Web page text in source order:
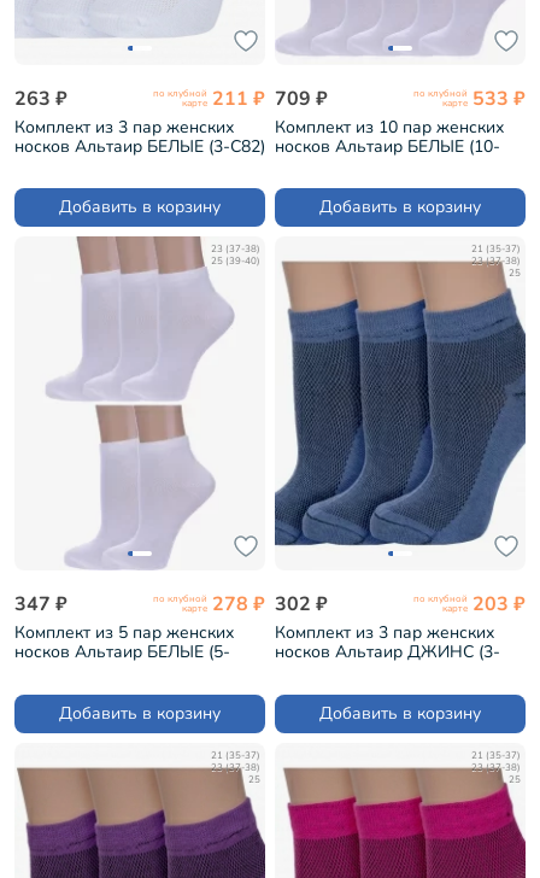
263 ₽ по клубной
карте 211 ₽
Комплект из 3 пар женских
носков Альтаир БЕЛЫЕ (3-С82)
Добавить в корзину
709 ₽ по клубной
карте 533 ₽
Комплект из 10 пар женских
носков Альтаир БЕЛЫЕ (10-
Добавить в корзину
23 (37-38)
25 (39-40)
347 ₽ по клубной
карте 278 ₽
Комплект из 5 пар женских
носков Альтаир БЕЛЫЕ (5-
Добавить в корзину
21 (35-37)
23 (37-38)
25
302 ₽ по клубной
карте 203 ₽
Комплект из 3 пар женских
носков Альтаир ДЖИНС (3-
Добавить в корзину
21 (35-37)
23 (37-38)
25
21 (35-37)
23 (37-38)
25